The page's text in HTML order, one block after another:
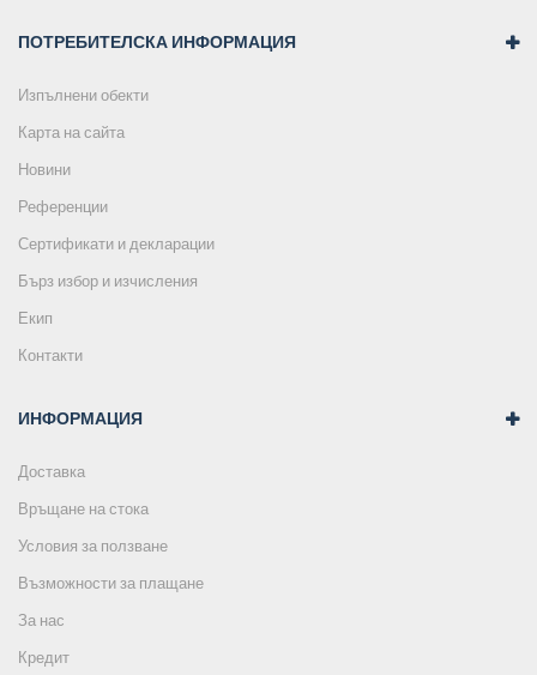
ПОТРЕБИТЕЛСКА ИНФОРМАЦИЯ
Изпълнени обекти
Карта на сайта
Новини
Референции
Сертификати и декларации
Бърз избор и изчисления
Екип
Контакти
ИНФОРМАЦИЯ
Доставка
Връщане на стока
Условия за ползване
Възможности за плащане
За нас
Кредит